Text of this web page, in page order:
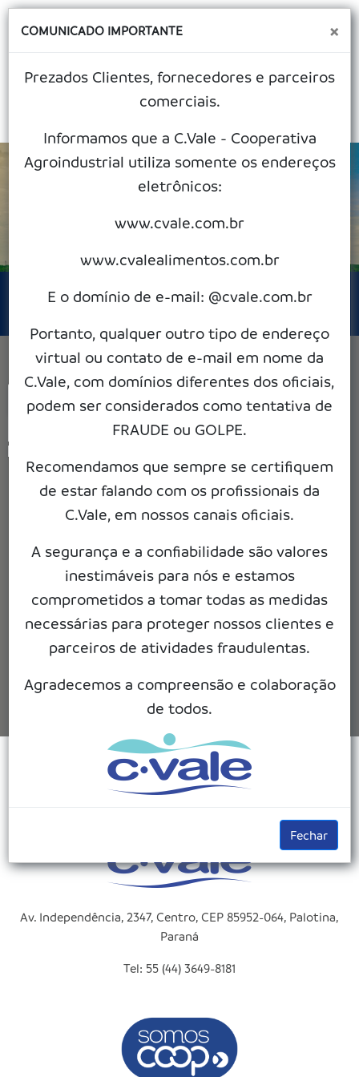
MENU
Unidades
Pesquisar Unidade
COMUNICADO IMPORTANTE ×
Prezados Clientes, fornecedores e parceiros
comerciais.
Informamos que a C.Vale - Cooperativa
Agroindustrial utiliza somente os endereços
eletrônicos:
www.cvale.com.br
www.cvalealimentos.com.br
E o domínio de e-mail: @cvale.com.br
Portanto, qualquer outro tipo de endereço
virtual ou contato de e-mail em nome da
C.Vale, com domínios diferentes dos oficiais,
podem ser considerados como tentativa de
FRAUDE ou GOLPE.
Recomendamos que sempre se certifiquem
de estar falando com os profissionais da
C.Vale, em nossos canais oficiais.
A segurança e a confiabilidade são valores
inestimáveis para nós e estamos
comprometidos a tomar todas as medidas
necessárias para proteger nossos clientes e
parceiros de atividades fraudulentas.
Agradecemos a compreensão e colaboração
de todos.
Fechar
Av. Independência, 2347, Centro, CEP 85952-064, Palotina,
Paraná
Tel: 55 (44) 3649-8181